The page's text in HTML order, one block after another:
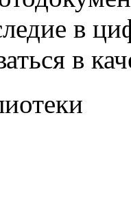
в
в